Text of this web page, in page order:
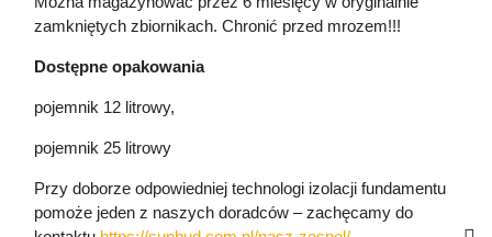
zamkniętych zbiornikach. Chronić przed mrozem!!!
Dostępne opakowania
pojemnik 12 litrowy,
pojemnik 25 litrowy
Przy doborze odpowiedniej technologi izolacji fundamentu
pomoże jeden z naszych doradców – zachęcamy do